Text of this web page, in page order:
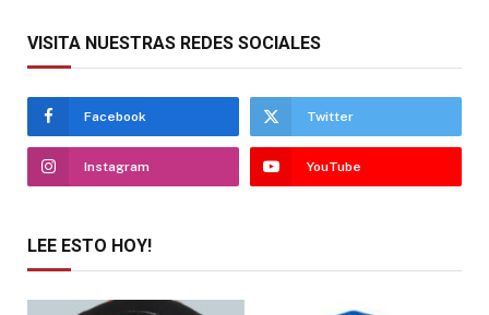
VISITA NUESTRAS REDES SOCIALES
Facebook Twitter
Instagram YouTube
LEE ESTO HOY!